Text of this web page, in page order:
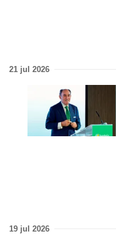
21 jul 2026
19 jul 2026